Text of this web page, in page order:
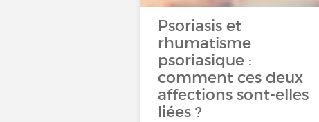
Psoriasis et
rhumatisme
psoriasique :
comment ces deux
affections sont-elles
liées ?